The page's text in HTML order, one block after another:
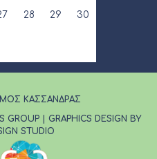
28 29 30
ΚΑΣΣΑΝΔΡΑΣ
GROUP
GRAPHICS DESIGN BY
STUDIO